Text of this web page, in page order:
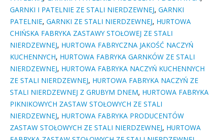
GARNKI I PATELNIE ZE STALI NIERDZEWNEJ, GARNKI
PATELNIE, GARNKI ZE STALI NIERDZEWNEJ, HURTOWA
CHIŃSKA FABRYKA ZASTAWY STOŁOWEJ ZE STALI
NIERDZEWNEJ, HURTOWA FABRYCZNA JAKOŚĆ NACZYŃ
KUCHENNYCH, HURTOWA FABRYKA GARNKÓW ZE STALI
NIERDZEWNEJ, HURTOWA FABRYKA NACZYŃ KUCHENNYCH
ZE STALI NIERDZEWNEJ, HURTOWA FABRYKA NACZYŃ ZE
STALI NIERDZEWNEJ Z GRUBYM DNEM, HURTOWA FABRYKA
PIKNIKOWYCH ZASTAW STOŁOWYCH ZE STALI
NIERDZEWNEJ, HURTOWA FABRYKA PRODUCENTÓW
ZASTAW STOŁOWYCH ZE STALI NIERDZEWNEJ, HURTOWA